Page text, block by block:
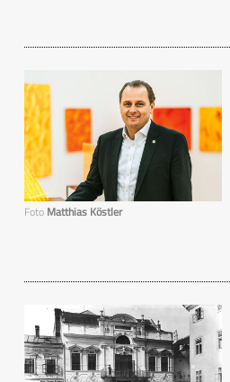
Foto Matthias Köstler